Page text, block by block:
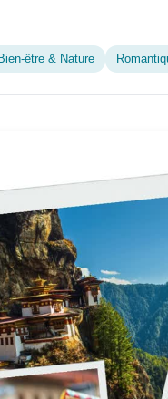
Bien-être & Nature